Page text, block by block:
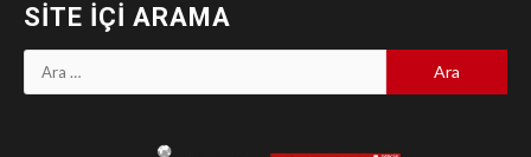
SITE İÇI ARAMA
Arama: